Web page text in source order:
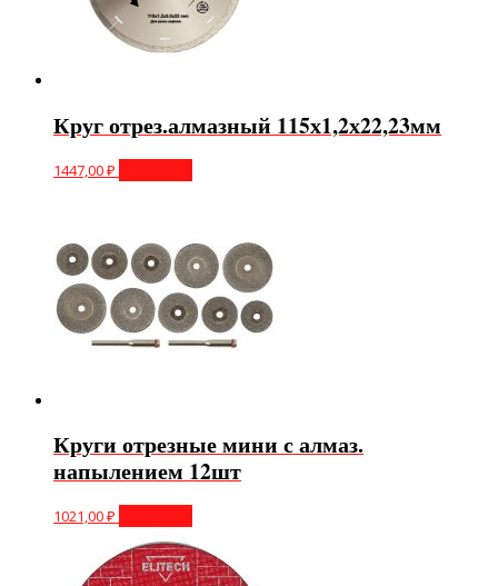
Круг отрез.алмазный 115х1,2х22,23мм
1447,00₽
Круги отрезные мини с алмаз.
напылением 12шт
1021,00₽